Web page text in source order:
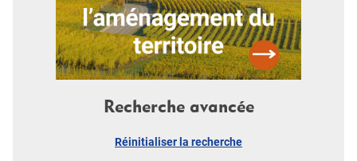
Recherche avancée
Réinitialiser la recherche